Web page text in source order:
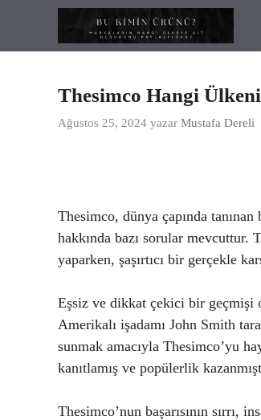
Thesimco Hangi
Ağustos 25, 2024 yazar Mustafa Dereli
Thesimco, dünya çapında
hakkında bazı sorular mevcuttur.
yaparken, şaşırtıcı bir gerçekle
Eşsiz ve dikkat çekici bir geçmişi
Amerikalı işadamı John Smith
sunmak amacıyla Thesimco’yu
kanıtlamış ve popülerlik
Thesimco’nun başarısının sırrı,